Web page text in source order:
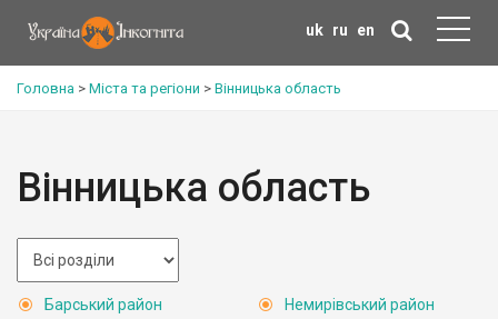
uk ru en
Головна > Міста та регіони > Вінницька область
Вінницька область
Барський район
Немирівський район